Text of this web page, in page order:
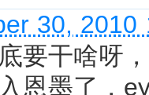
30, 2010
要干啥呀
恩墨了，